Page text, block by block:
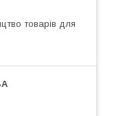
товарів для